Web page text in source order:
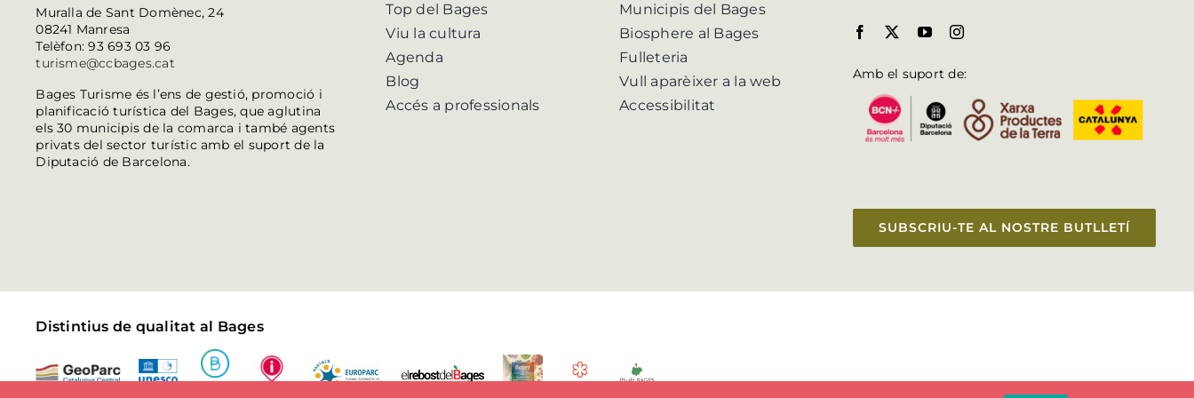
Muralla de Sant Domènec, 24
08241 Manresa
Telèfon: 93 693 03 96
turisme@ccbages.cat
Bages Turisme és l’ens de gestió, promoció i
planificació turística del Bages, que aglutina
els 30 municipis de la comarca i també agents
privats del sector turístic amb el suport de la
Diputació de Barcelona.
Top del Bages
Viu la cultura
Agenda
Blog
Accés a professionals
Municipis del Bages
Biosphere al Bages
Fulleteria
Vull aparèixer a la web
Accessibilitat
Amb el suport de:
SUBSCRIU-TE AL NOSTRE BUTLLETÍ
Distintius de qualitat al Bages